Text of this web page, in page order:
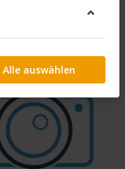
Alle auswählen